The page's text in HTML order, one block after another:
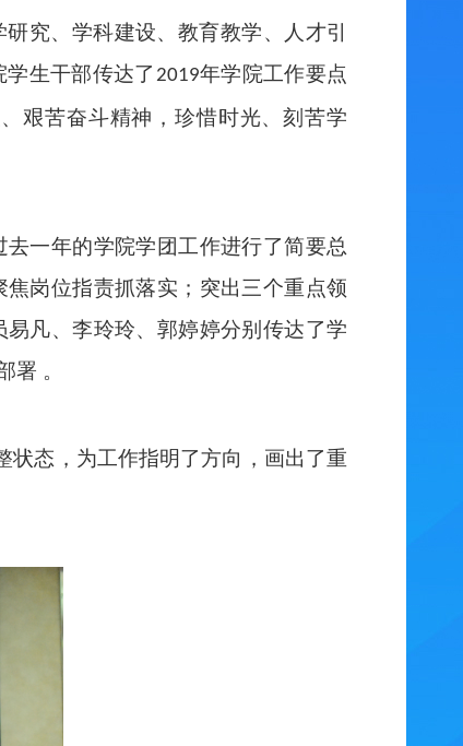
研究、学科建设、教育教学、人才引
生干部传达了 2019年学院工作要点
艰苦奋斗精神，珍惜时光、刻苦学
一年的学院学团工作进行了简要总
岗位指责抓落实；突出三个重点领
凡、李玲玲、郭婷婷分别传达了学
署 。
状态，为工作指明了方向，画出了重